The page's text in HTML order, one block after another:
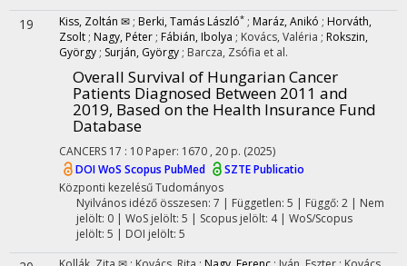
19 Kiss, Zoltán ✉ ; Berki, Tamás László* ; Maráz, Anikó ; Horváth,
Zsolt ; Nagy, Péter ; Fábián, Ibolya ; Kovács, Valéria ; Rokszin,
György ; Surján, György ; Barcza, Zsófia et al.
Overall Survival of Hungarian Cancer
Patients Diagnosed Between 2011 and
2019, Based on the Health Insurance Fund
Database
CANCERS 17 : 10 Paper: 1670 , 20 p. (2025)
DOIWoS Scopus PubMed
SZTE Publicatio
Központi kezelésűTudományos
Nyilvános idéző összesen: 7 | Független: 5 | Függő: 2 | Nem
jelölt: 0 | WoS jelölt: 5 | Scopus jelölt: 4 | WoS/Scopus
jelölt: 5 | DOI jelölt: 5